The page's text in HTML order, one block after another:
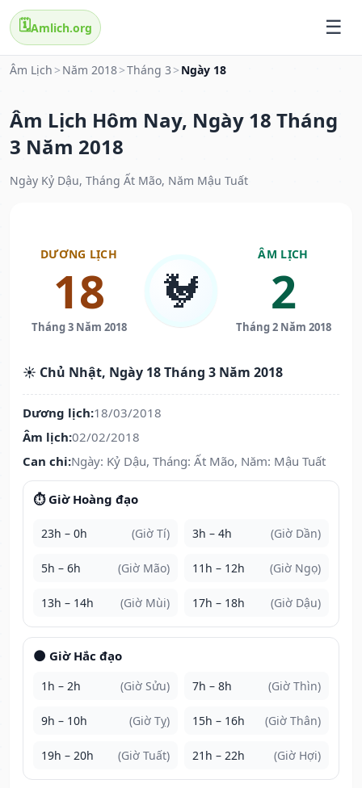
🗓️Amlich.org
Âm Lịch > Năm 2018>Tháng 3 > Ngày 18
Âm Lịch Hôm Nay, Ngày 18 Tháng
3 Năm 2018
Ngày Kỷ Dậu, Tháng Ất Mão, Năm Mậu Tuất
DƯƠNG LỊCH
18
Tháng 3 Năm 2018
🐓
ÂM LỊCH
2
Tháng 2 Năm 2018
☀️ Chủ Nhật, Ngày 18 Tháng 3 Năm 2018
Dương lịch:18/03/2018
Âm lịch:02/02/2018
Can chi:Ngày: Kỷ Dậu, Tháng: Ất Mão, Năm: Mậu Tuất
⏱️ Giờ Hoàng đạo
23h – 0h (Giờ Tí) 3h – 4h (Giờ Dần)
5h – 6h (Giờ Mão) 11h – 12h (Giờ Ngọ)
13h – 14h (Giờ Mùi) 17h – 18h (Giờ Dậu)
🌑 Giờ Hắc đạo
1h – 2h (Giờ Sửu) 7h – 8h (Giờ Thìn)
9h – 10h (Giờ Tỵ) 15h – 16h (Giờ Thân)
19h – 20h (Giờ Tuất) 21h – 22h (Giờ Hợi)